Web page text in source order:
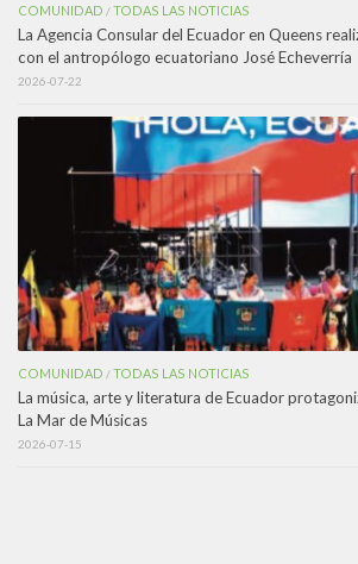
COMUNIDAD /TODAS LAS NOTICIAS
La Agencia Consular del Ecuador en Queens
con el antropólogo ecuatoriano José Echeverría
2026-07-22
COMUNIDAD /TODAS LAS NOTICIAS
La música, arte y literatura de Ecuador
La Mar de Músicas
2026-07-15